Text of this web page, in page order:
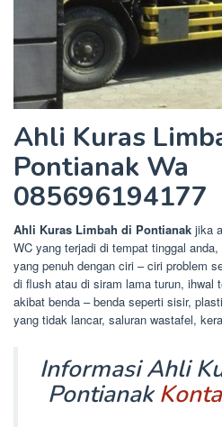
Ahli Kuras
Pontianak Wa
085696194177
Ahli Kuras Limbah di Pontianak jika
WC yang terjadi di tempat tinggal
yang penuh dengan ciri – ciri problem
di flush atau di siram lama turun, ihwal
akibat benda – benda seperti sisir,
yang tidak lancar, saluran wastafel,
Informasi Ahli
Pontianak